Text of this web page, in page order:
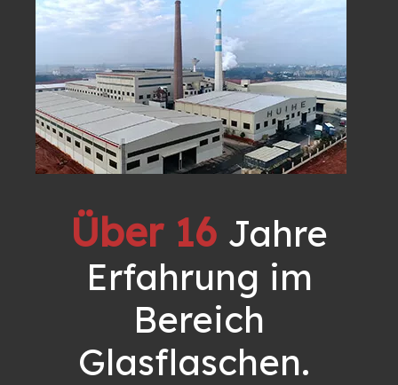
Über 16 Jahre
Erfahrung im
Bereich
Glasflaschen. ​​​​​​​